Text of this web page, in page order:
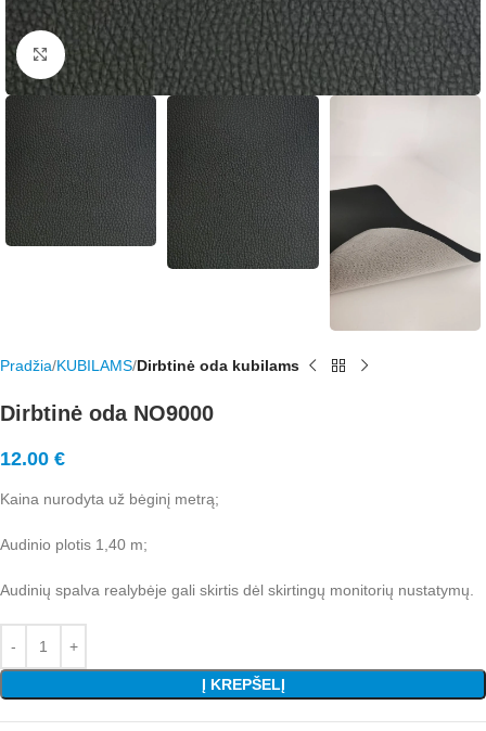
Rodyti nuotrauką visame ekrane
Pradžia KUBILAMS Dirbtinė oda kubilams
Dirbtinė oda NO9000
12.00 €
Kaina nurodyta už bėginį metrą;
Audinio plotis 1,40 m;
Audinių spalva realybėje gali skirtis dėl skirtingų monitorių nustatymų.
Į KREPŠELĮ